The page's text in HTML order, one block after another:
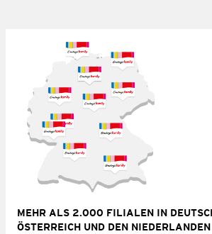
MEHR ALS 2.000 FILIALEN IN
ÖSTERREICH UND DEN NIEDERLANDEN